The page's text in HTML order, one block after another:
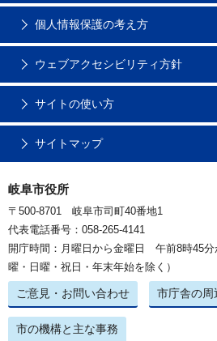
個人情報保護の考え方
ウェブアクセシビリティ方針
サイトの使い方
サイトマップ
岐阜市役所
〒500-8701 岐阜市司町40番地1
代表電話番号：058-265-4141
開庁時間：月曜日から金曜日 午前8時45分
曜・日曜・祝日・年末年始を除く）
ご意見・お問い合わせ 市庁舎の周
市の機構と主な事務